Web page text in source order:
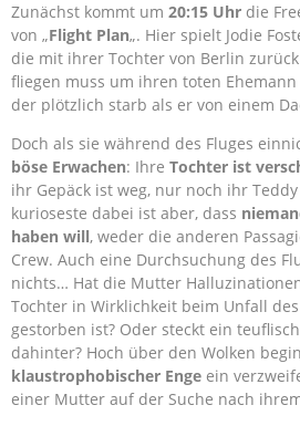
Zunächst kommt um 20:15 Uhr die
von „Flight Plan„. Hier spielt Jodie
die mit ihrer Tochter von Berlin
fliegen muss um ihren toten
der plötzlich starb als er von einem
Doch als sie während des Fluges
böse Erwachen: Ihre Tochter ist
ihr Gepäck ist weg, nur noch ihr
kurioseste dabei ist aber, dass
haben will, weder die anderen
Crew. Auch eine Durchsuchung des
nichts… Hat die Mutter
Tochter in Wirklichkeit beim Unfall
gestorben ist? Oder steckt ein
dahinter? Hoch über den Wolken
klaustrophobischer Enge ein
einer Mutter auf der Suche nach